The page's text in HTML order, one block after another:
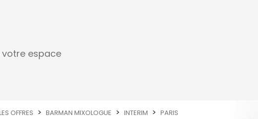
espace
OFFRES BARMAN MIXOLOGUE INTERIM PARIS